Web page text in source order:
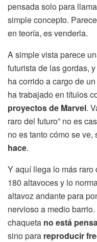
pensada solo para
simple concepto.
en teoría, es venderla.
A simple vista parece
futurista de las gordas,
ha corrido a cargo de
ha trabajado en títulos
proyectos de Marvel.
raro del futuro” no es
no es tanto cómo se ve,
hace.
Y aquí llega lo más raro
180 altavoces y lo
altavoz andante para
nervioso a medio
chaqueta no está
sino para reproducir